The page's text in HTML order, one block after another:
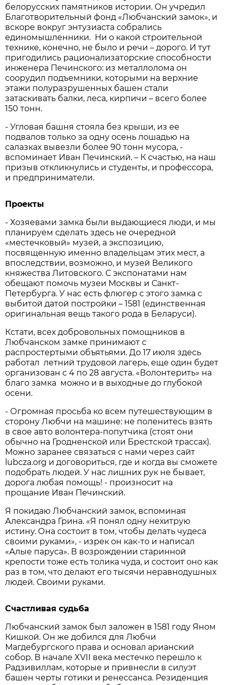
белорусских памятников истории. Он учредил
Благотворительный фонд «Любчанский замок», и
вскоре вокруг энтузиаста собрались
единомышленники. Ни о какой строительной
технике, конечно, не было и речи – дорого. И тут
пригодились рационализаторские способности
инженера Печинского: из металлолома он
соорудил подъемники, которыми на верхние
этажи полуразрушенных башен стали
затаскивать балки, леса, кирпичи – всего более
150 тонн.
- Угловая башня стояла без крыши, из ее
подвалов только за одну осень лошадью на
салазках вывезли более 90 тонн мусора, -
вспоминает Иван Печинский. – К счастью, на наш
призыв откликнулись и студенты, и профессора,
и предприниматели.
Проекты
- Хозяевами замка были выдающиеся люди, и мы
планируем сделать здесь не очередной
«местечковый» музей, а экспозицию,
посвященную именно владельцам этих мест, а
впоследствии, возможно, и музей Великого
княжества Литовского. С экспонатами нам
обещают помочь музеи Москвы и Санкт-
Петербурга. У нас есть флюгер с этого замка с
выбитой датой постройки – 1581 (единственная
оригинальная вещь такого рода в Беларуси).
Кстати, всех добровольных помощников в
Любчанском замке принимают с
распростертыми объятьями. До 17 июля здесь
работал летний трудовой лагерь, еще один будет
организован с 4 по 28 августа. «Волонтерить» на
благо замка можно и в выходные до глубокой
осени.
- Огромная просьба ко всем путешествующим в
сторону Любчи на машине: не поленитесь взять
в свое авто волонтера-попутчика (стоят они
обычно на Гродненской или Брестской трассах).
Можно заранее связаться с нами через сайт
lubcza.org и договориться, где и когда вы сможете
подобрать людей. У нас лишних рук не бывает,
дорога любая помощь! - произносит на
прощание Иван Печинский.
Я покидаю Любчанский замок, вспоминая
Александра Грина. «Я понял одну нехитрую
истину. Она состоит в том, чтобы делать чудеса
своими руками», - изрек он как-то и написал
«Алые паруса». В возрождении старинной
крепости тоже есть толика чуда, и состоит оно как
раз в том, что делают его тысячи неравнодушных
людей. Своими руками.
Счастливая судьба
Любчанский замок был заложен в 1581 году Яном
Кишкой. Он же добился для Любчи
Магдебургского права и основал арианский
собор. В начале XVII века местечко перешло к
Радзивиллам, которые и привнесли в силуэт
башен черты готики и ренессанса. Резиденция